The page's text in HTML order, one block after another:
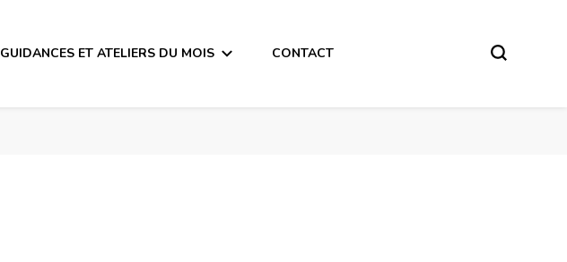
GUIDANCES ET ATELIERS DU MOIS CONTACT